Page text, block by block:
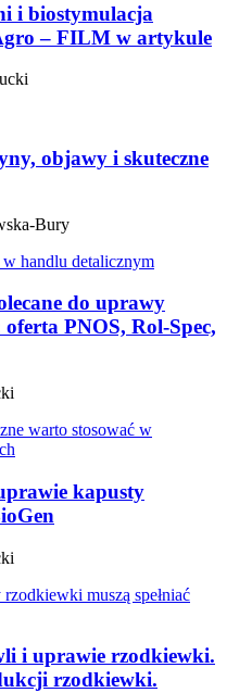
i biostymulacja
– FILM w artykule
objawy i skuteczne
Bury
do uprawy
PNOS, Rol-Spec,
kapusty
i uprawie rzodkiewki.
rzodkiewki.